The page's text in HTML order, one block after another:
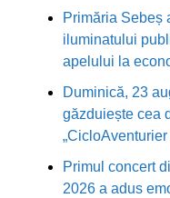
Primăria Sebeș
iluminatului
apelului la
Duminică, 23
găzduiește cea
„CicloAventurier
Primul concert
2026 a adus